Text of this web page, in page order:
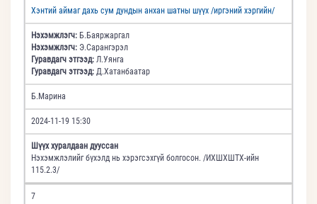
Хэнтий аймаг дахь сум дундын анхан шатны шүүх /иргэний хэргийн/
Нэхэмжлэгч: Б.Баяржаргал
Нэхэмжлэгч: Э.Сарангэрэл
Гуравдагч этгээд: Л.Уянга
Гуравдагч этгээд: Д.Хатанбаатар
Б.Марина
2024-11-19 15:30
Шүүх хуралдаан дууссан
Нэхэмжлэлийг бүхэлд нь хэрэгсэхгүй болгосон. /ИХШХШТХ-ийн
115.2.3/
7